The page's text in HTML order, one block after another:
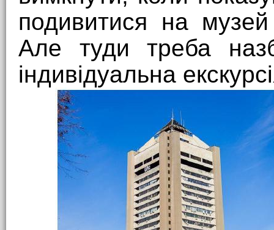
подивитися на
Але туди треба
індивідуальна